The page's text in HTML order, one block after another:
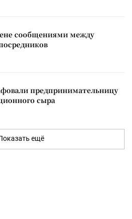
сообщениями между
предпринимательницу
сыра
ещё